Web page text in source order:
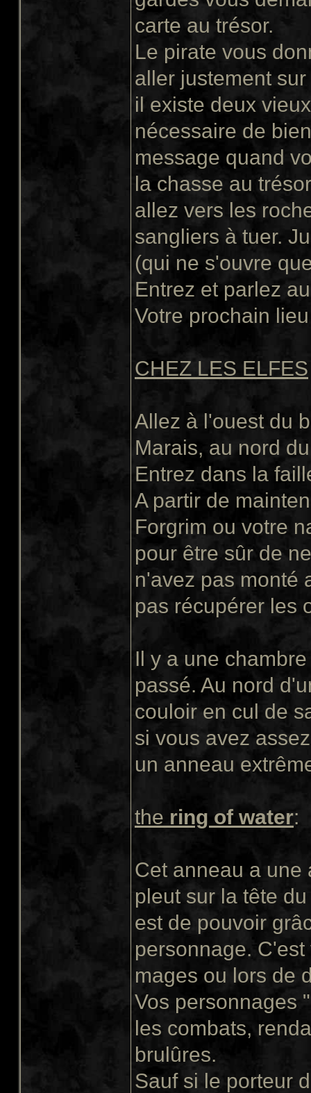
carte au trésor.
Le pirate vous
aller justement
il existe deux
nécessaire de
message quand
la chasse au
allez vers les
sangliers à tuer.
(qui ne s'ouvre
Entrez et parlez
Votre prochain
CHEZ LES ELFES
Allez à l'ouest du
Marais, au nord
Entrez dans la
A partir de
Forgrim ou votre
pour être sûr de
n'avez pas monté
pas récupérer les
Il y a une
passé. Au nord
couloir en cul de
si vous avez
un anneau
the ring of water:
Cet anneau a une
pleut sur la tête
est de pouvoir
personnage.
mages ou lors de
Vos personnages
les combats,
brulûres.
Sauf si le porteur